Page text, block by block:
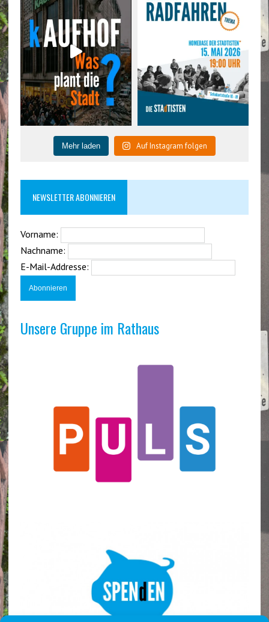
Mehr laden Auf Instagram folgen
NEWSLETTER ABONNIEREN
Vorname:
Nachname:
E-Mail-Addresse:
Unsere Gruppe im Rathaus